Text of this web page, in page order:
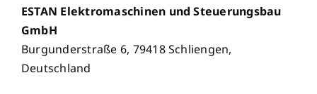
ESTAN Elektromaschinen und Steuerungsbau
GmbH
Burgunderstraße 6, 79418 Schliengen,
Deutschland